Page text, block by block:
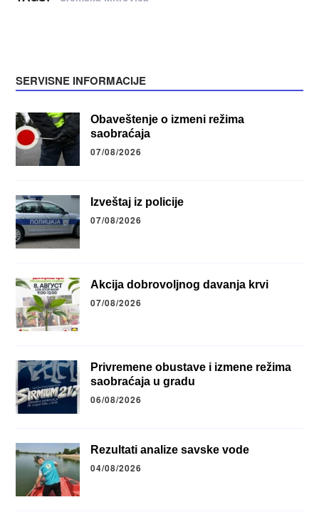
SERVISNE INFORMACIJE
Obaveštenje o izmeni režima
saobraćaja
07/08/2026
Izveštaj iz policije
07/08/2026
Akcija dobrovoljnog davanja krvi
07/08/2026
Privremene obustave i izmene režima
saobraćaja u gradu
06/08/2026
Rezultati analize savske vode
04/08/2026